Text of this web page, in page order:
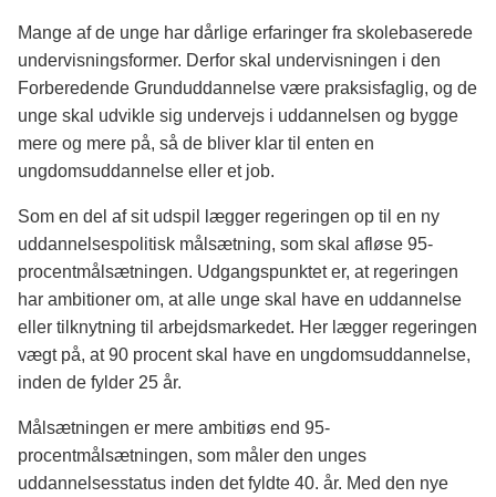
Mange af de unge har dårlige erfaringer fra skolebaserede
undervisningsformer. Derfor skal undervisningen i den
Forberedende Grunduddannelse være praksisfaglig, og de
unge skal udvikle sig undervejs i uddannelsen og bygge
mere og mere på, så de bliver klar til enten en
ungdomsuddannelse eller et job.
Som en del af sit udspil lægger regeringen op til en ny
uddannelsespolitisk målsætning, som skal afløse 95-
procentmålsætningen. Udgangspunktet er, at regeringen
har ambitioner om, at alle unge skal have en uddannelse
eller tilknytning til arbejdsmarkedet. Her lægger regeringen
vægt på, at 90 procent skal have en ungdomsuddannelse,
inden de fylder 25 år.
Målsætningen er mere ambitiøs end 95-
procentmålsætningen, som måler den unges
uddannelsesstatus inden det fyldte 40. år. Med den nye